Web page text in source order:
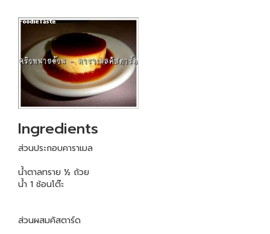
Ingredients
ส่วนประกอบคาราเมล
น้ำตาลทราย ½ ถ้วย
น้ำ 1 ช้อนโต๊ะ
ส่วนผสมคัสตาร์ด